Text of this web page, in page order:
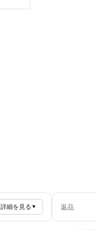
詳細を見る ▼ 返品